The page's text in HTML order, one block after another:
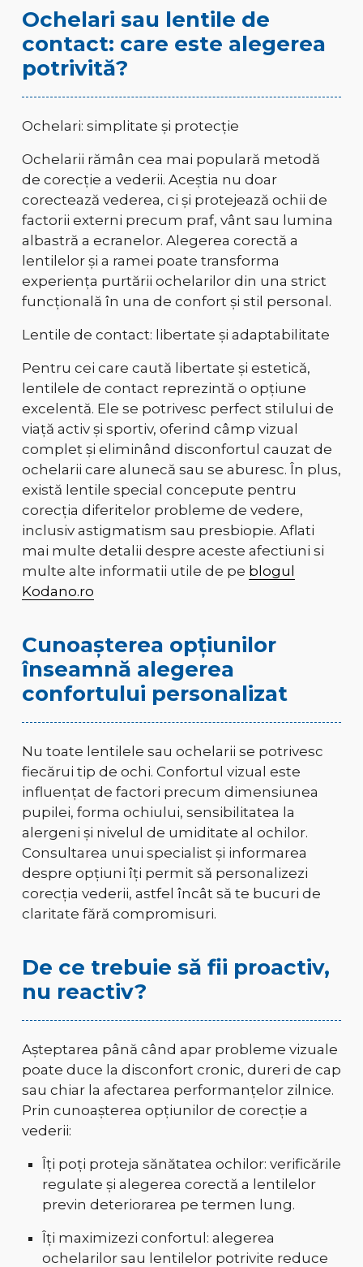
Ochelari sau lentile de
contact: care este alegerea
potrivită?
Ochelari: simplitate și protecție
Ochelarii rămân cea mai populară metodă
de corecție a vederii. Aceștia nu doar
corectează vederea, ci și protejează ochii de
factorii externi precum praf, vânt sau lumina
albastră a ecranelor. Alegerea corectă a
lentilelor și a ramei poate transforma
experiența purtării ochelarilor din una strict
funcțională în una de confort și stil personal.
Lentile de contact: libertate și adaptabilitate
Pentru cei care caută libertate și estetică,
lentilele de contact reprezintă o opțiune
excelentă. Ele se potrivesc perfect stilului de
viață activ și sportiv, oferind câmp vizual
complet și eliminând disconfortul cauzat de
ochelarii care alunecă sau se aburesc. În plus,
există lentile special concepute pentru
corecția diferitelor probleme de vedere,
inclusiv astigmatism sau presbiopie. Aflati
mai multe detalii despre aceste afectiuni si
multe alte informatii utile de pe blogul
Kodano.ro
Cunoașterea opțiunilor
înseamnă alegerea
confortului personalizat
Nu toate lentilele sau ochelarii se potrivesc
fiecărui tip de ochi. Confortul vizual este
influențat de factori precum dimensiunea
pupilei, forma ochiului, sensibilitatea la
alergeni și nivelul de umiditate al ochilor.
Consultarea unui specialist și informarea
despre opțiuni îți permit să personalizezi
corecția vederii, astfel încât să te bucuri de
claritate fără compromisuri.
De ce trebuie să fii proactiv,
nu reactiv?
Așteptarea până când apar probleme vizuale
poate duce la disconfort cronic, dureri de cap
sau chiar la afectarea performanțelor zilnice.
Prin cunoașterea opțiunilor de corecție a
vederii:
Îți poți proteja sănătatea ochilor: verificările
regulate și alegerea corectă a lentilelor
previn deteriorarea pe termen lung.
Îți maximizezi confortul: alegerea
ochelarilor sau lentilelor potrivite reduce